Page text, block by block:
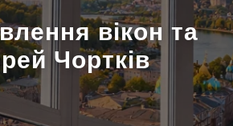
вікон та
Чортків